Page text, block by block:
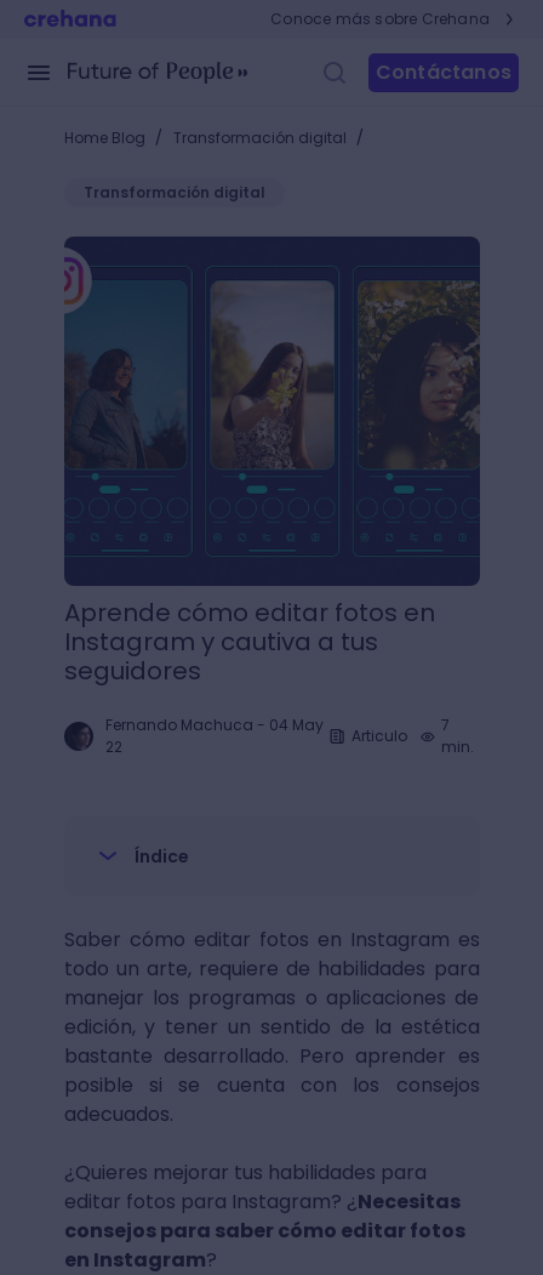
Conoce más sobre Crehana
Contáctanos
Home Blog / Transformación digital /
Transformación digital
Aprende cómo editar fotos en Instagram y cautiva
Aprende cómo editar fotos en
Instagram y cautiva a tus
seguidores
Fernando Machuca - 04 May
22
Articulo
7
min.
Índice
Saber cómo editar fotos en Instagram es
todo un arte, requiere de habilidades para
manejar los programas o aplicaciones de
edición, y tener un sentido de la estética
bastante desarrollado. Pero aprender es
posible si se cuenta con los consejos
adecuados.
¿Quieres mejorar tus habilidades para
editar fotos para Instagram? ¿Necesitas
consejos para saber cómo editar fotos
en Instagram?